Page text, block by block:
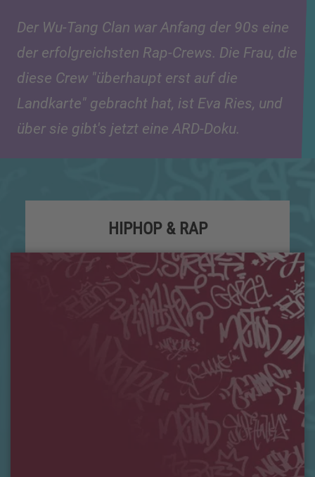
Der Wu-Tang Clan war Anfang der 90s eine
der erfolgreichsten Rap-Crews. Die Frau, die
diese Crew "überhaupt erst auf die
Landkarte" gebracht hat, ist Eva Ries, und
über sie gibt's jetzt eine ARD-Doku.
HIPHOP & RAP